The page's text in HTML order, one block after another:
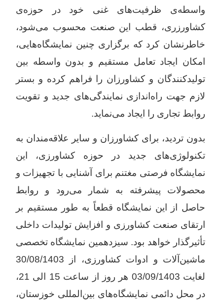
واسطه‌ی ظرفیت‌های غنی خود در حوزه‌ی
کشاورزری، قطب این صنعت محسوب می‌شود،
خاطرنشان کرد که برگزاری چنین نمایشگاه‌هایی،
امکان ایجاد تعامل مستقیم و بدون واسطه بین
تولیدکنندگان و کشاورزان را فراهم کرده و بستر
لازم جهت راه‌اندازی نمایندگی‌های جدید و تقویت
روابط تجاری را ایجاد می‌نماید.
بدون تردید، برای کشاورزان و سایر علاقه‌مندان به
تکنولوژی‌های جدید در حوزه کشاورزی، این
نمایشگاه فرصتی مغتنم برای آشنایی با تجهیزات و
محصولات پیشرفته به شمار می‌رود و روابط
حاصل از این نمایشگاه قطعاً به طور مستقیم بر
ارتقای صنعت کشاورزی و افزایش تولیدات داخلی
تأثیرگذار خواهد بود. سیزدهمین نمایشگاه تخصصی
ماشین‌آلات و ادوات کشاورزی، از 30/08/1403
لغایت 03/09/1403 هر روز از ساعت 15 الی 21،
در محل دائمی نمایشگاه‌های بین‌المللی خوزستان،